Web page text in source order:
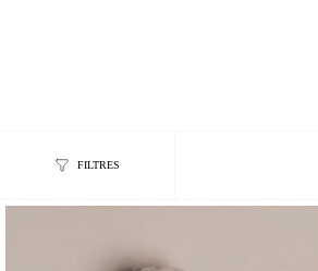
FILTRES